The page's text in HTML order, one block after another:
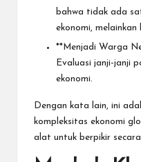
bahwa tidak ada
ekonomi,
**Menjadi Warga
Evaluasi janji-janji
ekonomi.
Dengan kata lain, ini
kompleksitas ekonomi
alat untuk berpikir